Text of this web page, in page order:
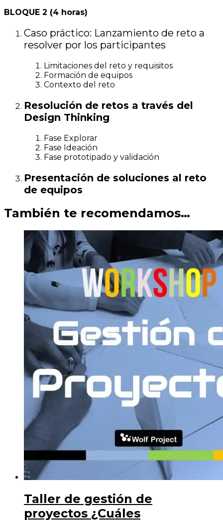
BLOQUE 2 (4 horas)
Caso práctico: Lanzamiento de reto a
resolver por los participantes
Limitaciones del reto y requisitos
Formación de equipos
Contexto del reto
Resolución de retos a través del
Design Thinking
Fase Explorar
Fase Ideación
Fase prototipado y validación
Presentación de soluciones al reto
de equipos
También te recomendamos…
Taller de gestión de
proyectos ¿Cuáles